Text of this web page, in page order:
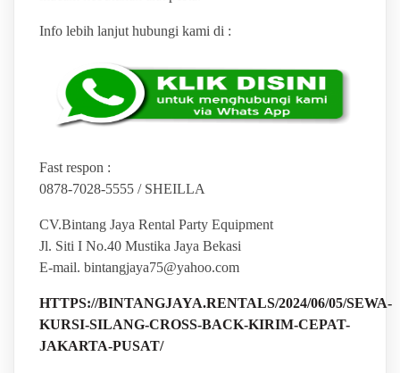
Info lebih lanjut hubungi kami di :
Fast respon :
0878-7028-5555 / SHEILLA
CV.Bintang Jaya Rental Party Equipment
Jl. Siti I No.40 Mustika Jaya Bekasi
E-mail. bintangjaya75@yahoo.com
HTTPS://BINTANGJAYA.RENTALS/2024/06/05/SEWA-
KURSI-SILANG-CROSS-BACK-KIRIM-CEPAT-
JAKARTA-PUSAT/